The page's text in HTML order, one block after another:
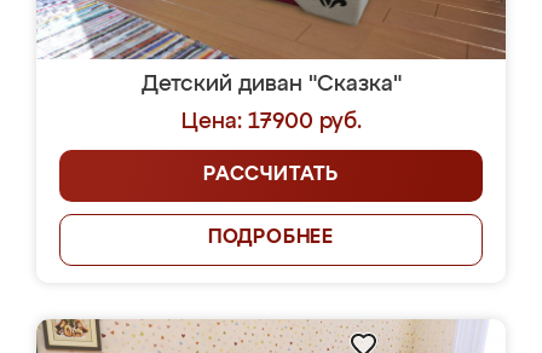
Детский диван "Сказка"
Цена: 17900 руб.
РАССЧИТАТЬ
ПОДРОБНЕЕ